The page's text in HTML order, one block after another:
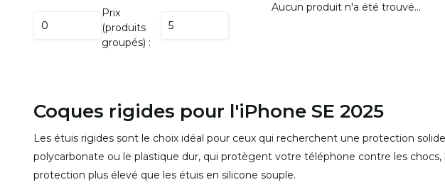
Prix
(produits
groupés) :
Aucun produit n'a été trouvé...
Coques rigides pour l'iPhone SE 2025
Les étuis rigides sont le choix idéal pour ceux qui recherchent une protection
polycarbonate ou le plastique dur, qui protègent votre téléphone contre les
protection plus élevé que les étuis en silicone souple.